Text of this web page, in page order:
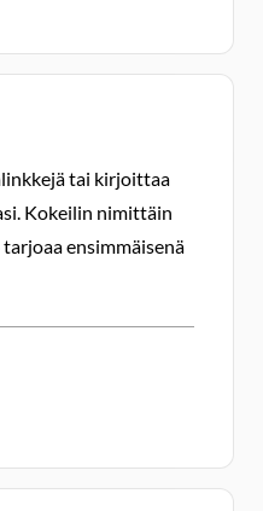
tai kirjoittaa
Kokeilin nimittäin
ensimmäisenä